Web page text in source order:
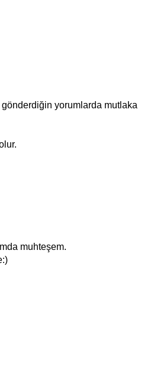
gönderdiğin yorumlarda mutlaka
muhteşem.